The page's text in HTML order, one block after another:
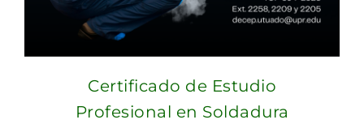
Certificado de Estudio
Profesional en Soldadura